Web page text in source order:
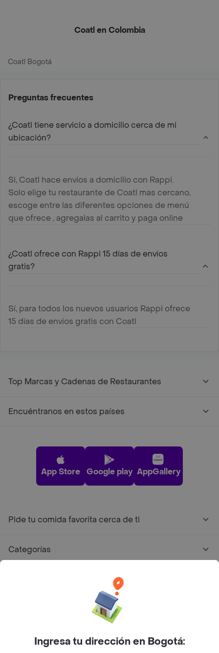
Coatl en Colombia
Coatl Bogotá
Preguntas frecuentes
¿Coatl tiene servicio a domicilio cerca de mi
ubicación?
Si, Coatl hace envíos a domicilio con Rappi.
Solo elige tu restaurante de Coatl mas cercano,
escoge entre las diferentes opciones de menú
que ofrece , agregalas al carrito y paga online
¿Coatl ofrece con Rappi 15 días de envíos
gratis?
Sí, para todos los nuevos usuarios Rappi ofrece
15 días de envíos gratis con Coatl
Top Marcas y Cadenas de Restaurantes
Encuéntranos en estos países
App Store Google play AppGallery
Pide tu comida favorita cerca de ti
Categorías
Facebook
Twitter
Instagram
Ingresa tu dirección en Bogotá: